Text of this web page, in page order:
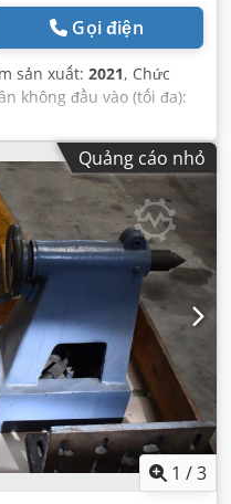
Gọi điện
sản xuất: 2021, Chức
không đầu vào (tối đa):
giờ
Quảng cáo nhỏ
1 /3